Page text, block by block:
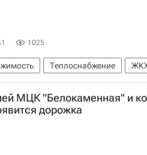
1025
Теплоснабжение
ЖКХ из-за увеличения НДС
МЦК "Белокаменная" и
дорожка